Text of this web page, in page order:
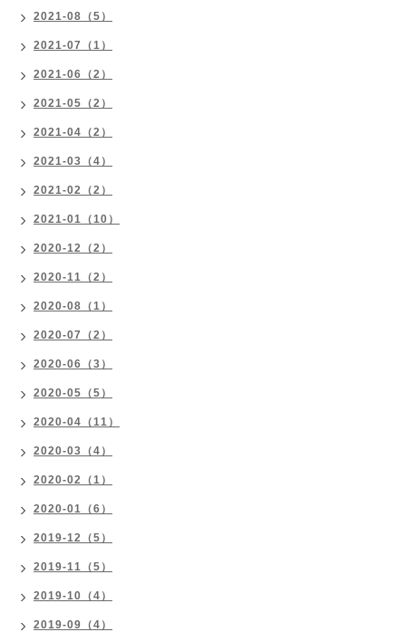
2021-08（5）
2021-07（1）
2021-06（2）
2021-05（2）
2021-04（2）
2021-03（4）
2021-02（2）
2021-01（10）
2020-12（2）
2020-11（2）
2020-08（1）
2020-07（2）
2020-06（3）
2020-05（5）
2020-04（11）
2020-03（4）
2020-02（1）
2020-01（6）
2019-12（5）
2019-11（5）
2019-10（4）
2019-09（4）